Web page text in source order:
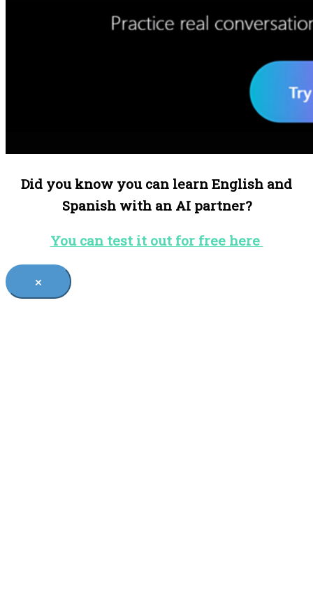
Did you know you can learn English and
Spanish with an AI partner?
You can test it out for free here
×